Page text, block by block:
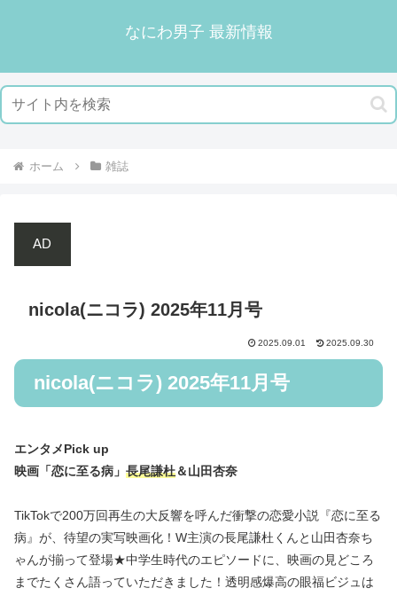
なにわ男子 最新情報
ホーム 雑誌
AD
nicola(ニコラ) 2025年11月号
2025.09.01 2025.09.30
nicola(ニコラ) 2025年11月号
エンタメPick up
映画「恋に至る病」 長尾謙杜＆山田杏奈
TikTokで200万回再生の大反響を呼んだ衝撃の恋愛小説『恋に至る
病』が、待望の実写映画化！W主演の長尾謙杜くんと山田杏奈ち
ゃんが揃って登場★中学生時代のエピソードに、映画の見どころ
までたくさん語っていただきました！透明感爆高の眼福ビジュは